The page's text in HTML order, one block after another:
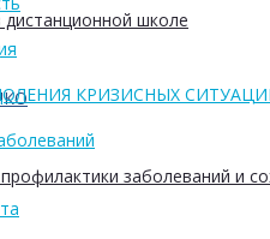
дистанционной школе
заболеваний и
КРИЗИСНЫХ